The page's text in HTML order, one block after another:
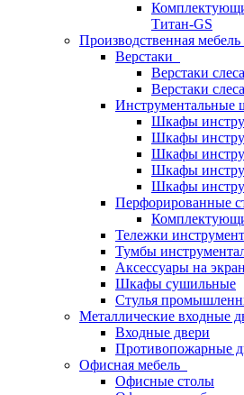
Титан-GS
Производственная мебель
Верстаки
Верстаки
Верстаки
Инструментальные
Шкафы
Шкафы
Шкафы
Шкафы
Шкафы
Перфорированные
Тележки
Тумбы
Аксессуары на экран
Шкафы сушильные
Стулья
Металлические входные
Входные двери
Противопожарные
Офисная мебель
Офисные столы